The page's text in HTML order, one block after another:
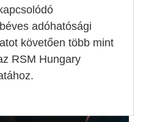
adóhatósági
követően több mint
RSM Hungary